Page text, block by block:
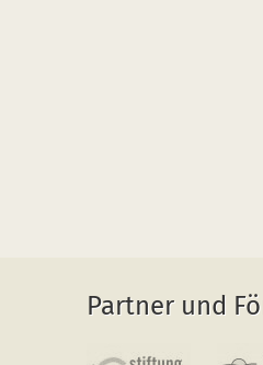
Partner und